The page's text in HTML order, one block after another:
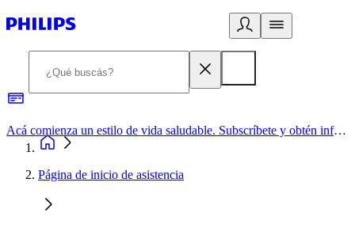
Acá comienza un estilo de vida saludable. Subscríbete y obtén información de primera mano
Página de inicio de asistencia